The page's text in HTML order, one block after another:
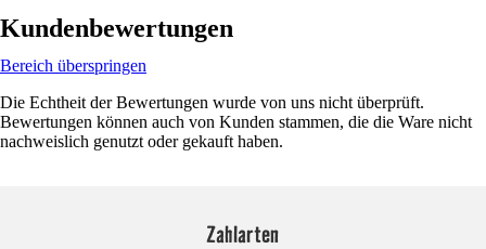
Kundenbewertungen
Bereich überspringen
Die Echtheit der Bewertungen wurde von uns nicht überprüft.
Bewertungen können auch von Kunden stammen, die die Ware nicht
nachweislich genutzt oder gekauft haben.
Zahlarten